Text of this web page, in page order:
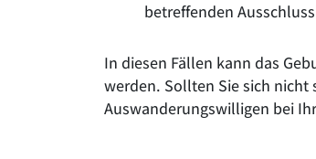
betreffenden
In diesen Fällen kann das
werden. Sollten Sie sich nicht
Auswanderungswilligen bei